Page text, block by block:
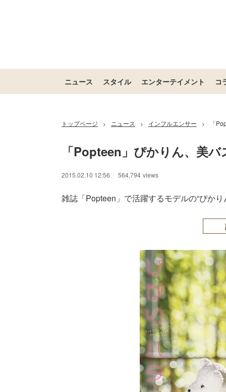
ニュース スタイル エンターテイメント コ
トップページ > ニュース > インフルエンサー > 「
「Popteen」ぴかりん、美
2015.02.10 12:56 564,794 views
雑誌「Popteen」で活躍するモデルの“ぴか